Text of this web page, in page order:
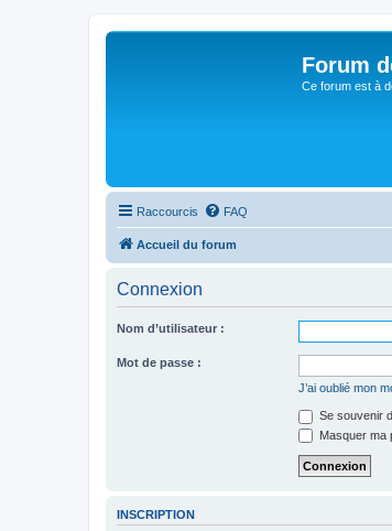
Forum
Ce forum est à
Raccourcis FAQ
Accueil du forum
Connexion
Nom d’utilisateur :
Mot de passe :
J’ai oublié mon
Se souvenir
Masquer ma
INSCRIPTION